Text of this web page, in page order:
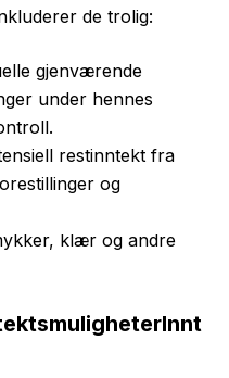
de trolig:
gjenværende
under hennes
restinntekt fra
og
klær og andre
Innt